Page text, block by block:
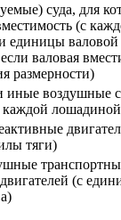
суда, для
(с
единицы валовой
валовая
размерности)
иные воздушные
тяги)
(с